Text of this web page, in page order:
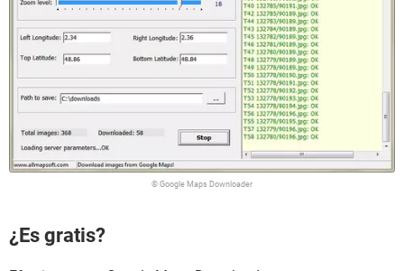
© Google Maps Downloader
¿Es gratis?